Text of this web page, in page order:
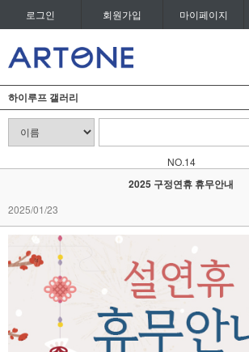
로그인 회원가입 마이페이지
하이루프 갤러리
NO.14
2025 구정연휴 휴무안내
2025/01/23